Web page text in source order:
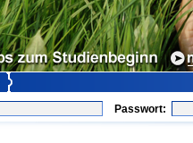
Passwort: